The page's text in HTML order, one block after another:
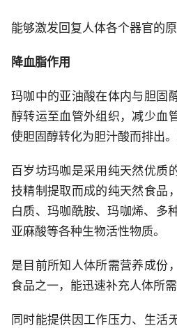
能够激发回复人体各个器官的
降血脂作用
玛咖中的亚油酸在体内与胆固
醇转运至血管外组织，减少血
使胆固醇转化为胆汁酸而排出。
百岁坊玛咖是采用纯天然优质
技精制提取而成的纯天然食品
白质、玛咖酰胺、玛咖烯、多
亚麻酸等各种生物活性物质。
是目前所知人体所需营养成份
食品之一，能迅速补充人体所需
同时能提供因工作压力、生活